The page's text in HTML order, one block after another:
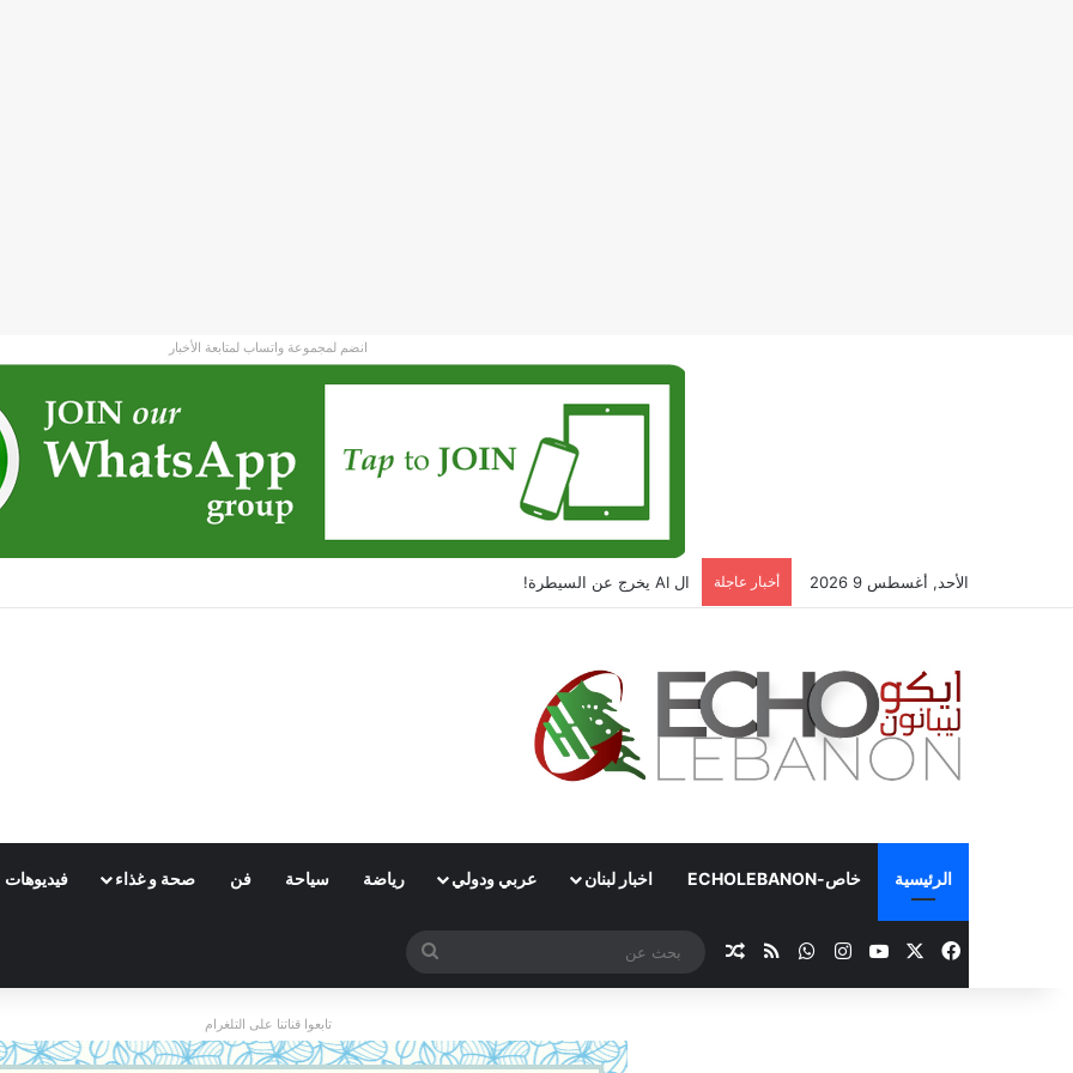
انضم لمجموعة واتساب لمتابعة الأخبار
الأحد, أغسطس 9 2026 أخبار عاجلة ال AI يخرج عن السيطرة!
الرئيسية خاص-ECHOLEBANON اخبار لبنان عربي ودولي رياضة سياحة فن صحة و غذاء فيديوهات
فيسبوك ‫YouTubeانستقرامواتسابملخص الموقع RSS
مقال عشوائي
عن
تابعوا قناتنا على التلغرام